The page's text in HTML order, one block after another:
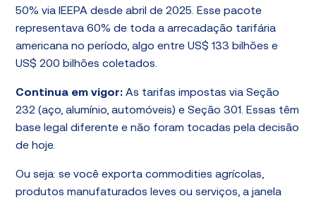
50% via IEEPA desde abril de 2025. Esse pacote
representava 60% de toda a arrecadação tarifária
americana no período, algo entre US$ 133 bilhões e
US$ 200 bilhões coletados.
Continua em vigor: As tarifas impostas via Seção
232 (aço, alumínio, automóveis) e Seção 301. Essas têm
base legal diferente e não foram tocadas pela decisão
de hoje.
Ou seja: se você exporta commodities agrícolas,
produtos manufaturados leves ou serviços, a janela